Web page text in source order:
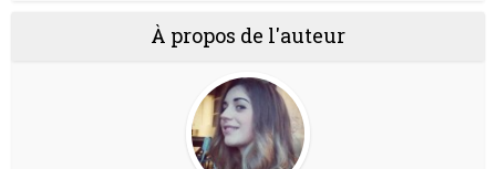
À propos de l'auteur